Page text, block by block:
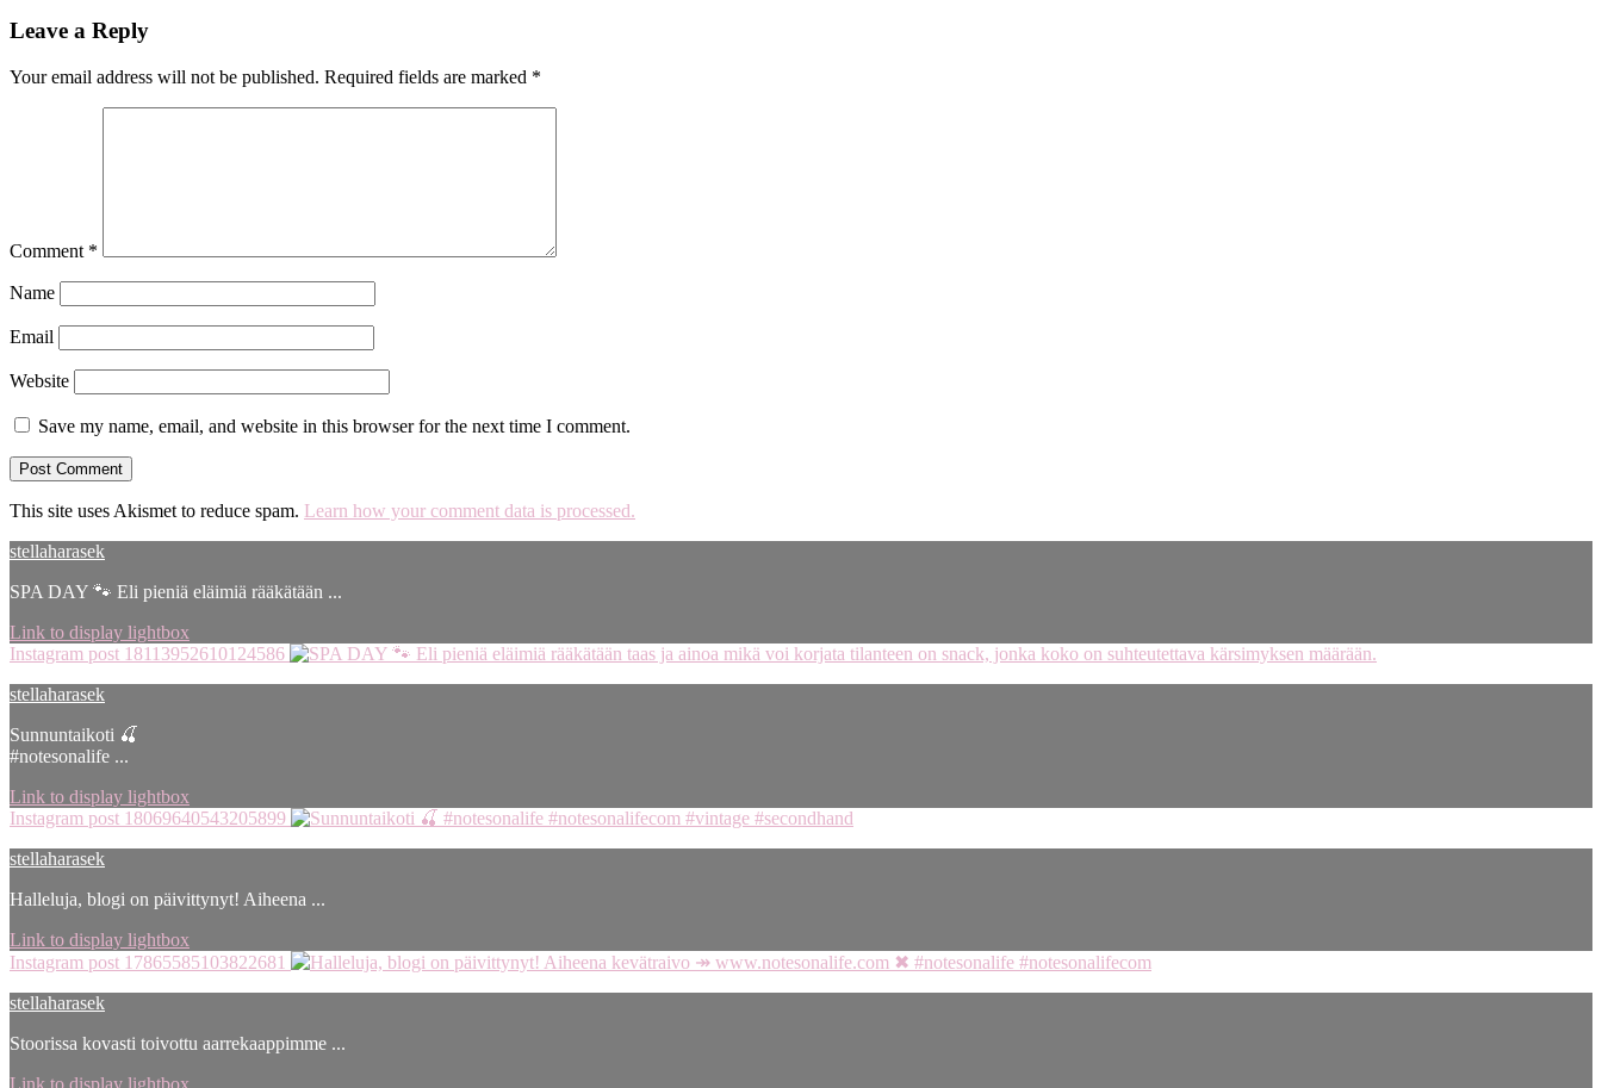
Leave a Reply
Your email address will not be published. Required fields are marked *
Comment *
Name
Email
Website
Save my name, email, and website in this browser for the next time I comment.
This site uses Akismet to reduce spam. Learn how your comment data is processed.
stellaharasek
SPA DAY 🐾 Eli pieniä eläimiä rääkätään ...
Link to display lightbox
Instagram post 18113952610124586
stellaharasek
Sunnuntaikoti 🍒
#notesonalife ...
Link to display lightbox
Instagram post 18069640543205899
stellaharasek
Halleluja, blogi on päivittynyt! Aiheena ...
Link to display lightbox
Instagram post 17865585103822681
stellaharasek
Stoorissa kovasti toivottu aarrekaappimme ...